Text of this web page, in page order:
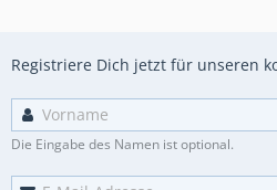
Registriere Dich jetzt für unseren
Die Eingabe des Namen ist optional.